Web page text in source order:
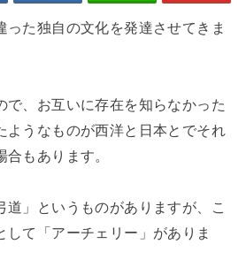
った独自の文化を発達させてきま
で、お互いに存在を知らなかった
ようなものが西洋と日本とでそれ
もあります。
道」というものがありますが、こ
して「アーチェリー」がありま